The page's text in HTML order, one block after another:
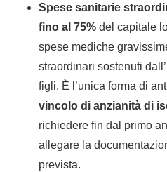
Spese sanitarie
fino al 75% del capitale
spese mediche
straordinari sostenuti
figli. È l’unica forma di
vincolo di anzianità di
richiedere fin dal primo
allegare la
prevista.